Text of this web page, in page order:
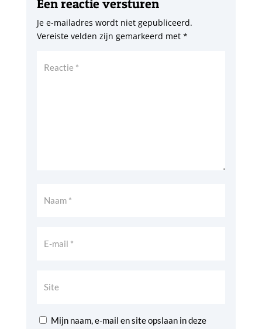
Een reactie versturen
Je e-mailadres wordt niet gepubliceerd.
Vereiste velden zijn gemarkeerd met *
Mijn naam, e-mail en site opslaan in deze